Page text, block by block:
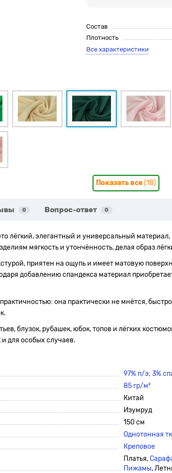
Состав
Плотность
Все характеристики
Показать все(18)
0 Вопрос-ответ 0
лёгкий, элегантный и универсальный
мягкость и утончённость, делая образ
приятен на ощупь и имеет матовую
добавлению спандекса материал
она практически не мнётся,
блузок, рубашек, юбок, топов и лёгких
для особых случаев.
97% п/э; 3%
85 гр/м²
Китай
Изумруд
150 см
Однотонная
Креповое
Платья,
Пижамы,